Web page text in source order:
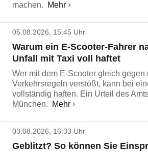
machen.
Mehr
05.08.2026, 15:45 Uhr
Warum ein E-Scooter-Fahrer
Unfall mit Taxi voll haftet
Wer mit dem E-Scooter gleich gegen
Verkehrsregeln verstößt, kann bei
vollständig haften. Ein Urteil des
München.
Mehr
03.08.2026, 16:33 Uhr
Geblitzt? So können Sie